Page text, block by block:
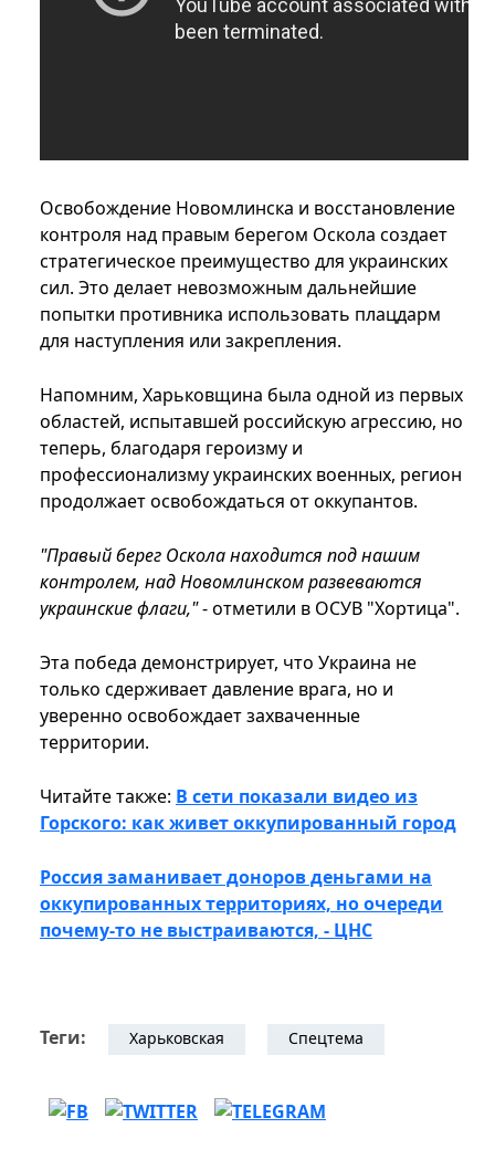
Освобождение Новомлинска и восстановление
контроля над правым берегом Оскола создает
стратегическое преимущество для украинских
сил. Это делает невозможным дальнейшие
попытки противника использовать плацдарм
для наступления или закрепления.
Напомним, Харьковщина была одной из первых
областей, испытавшей российскую агрессию, но
теперь, благодаря героизму и
профессионализму украинских военных, регион
продолжает освобождаться от оккупантов.
"Правый берег Оскола находится под нашим
контролем, над Новомлинском развеваются
украинские флаги,"- отметили в ОСУВ "Хортица".
Эта победа демонстрирует, что Украина не
только сдерживает давление врага, но и
уверенно освобождает захваченные
территории.
Читайте также: В сети показали видео из
Горского: как живет оккупированный город
Россия заманивает доноров деньгами на
оккупированных территориях, но очереди
почему-то не выстраиваются, - ЦНС
Теги: Харьковская Спецтема